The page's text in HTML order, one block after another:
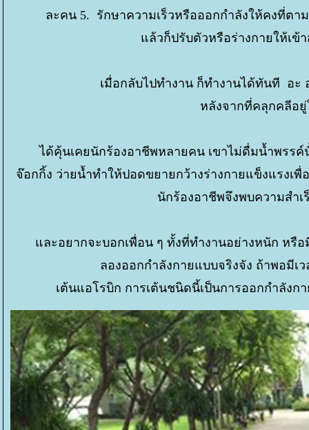
ละคน 5. รักษาความเร็วหรือออกกำลังให้คงที่ต
ล้วก็ปรับตัวหรือร่างกายให้เข้
เมื่อกลับไปทำงาน ก็ทำงานได้ทันที อะ
หลังจากที่คลุกคลีอยู่
ได้คุ้นเคยนักร้องอาชีพหลายคน เขาไม่ดื่มน้ำพร
จ๊อกกิ้ง ว่ายน้ำทำให้ปอดขยายกว้างร่างกายแข็งแรงเ
นักร้องอาชีพจึงพบความสำเ
ละอยากจะบอกเพื่อน ๆ ทั้งที่ทำงานอย่างหนัก หรือ
ลองออกกำลังกายแบบจริงจัง ถ้าพอมีเ
เต้นแอโรบิก การเต้นชนิดนี้เป็นการออกกำลัง